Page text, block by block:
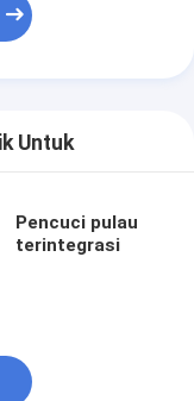
Untuk
Pencuci pulau
terintegrasi